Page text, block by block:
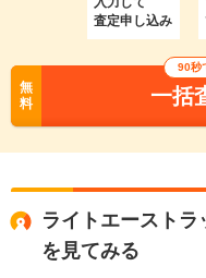
査定申し込み
無
料
90秒
一括
ライトエースト
を見てみる